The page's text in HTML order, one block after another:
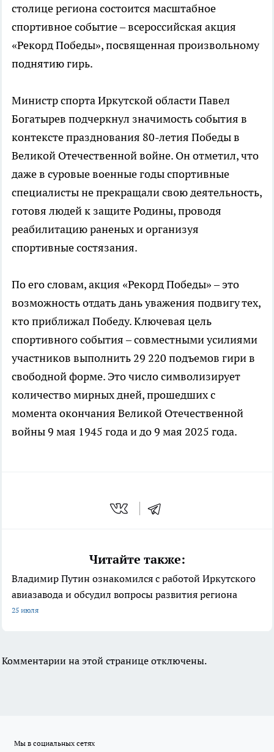
столице региона состоится масштабное
спортивное событие – всероссийская акция
«Рекорд Победы», посвященная произвольному
поднятию гирь.
Министр спорта Иркутской области Павел
Богатырев подчеркнул значимость события в
контексте празднования 80-летия Победы в
Великой Отечественной войне. Он отметил, что
даже в суровые военные годы спортивные
специалисты не прекращали свою деятельность,
готовя людей к защите Родины, проводя
реабилитацию раненых и организуя
спортивные состязания.
По его словам, акция «Рекорд Победы» – это
возможность отдать дань уважения подвигу тех,
кто приближал Победу. Ключевая цель
спортивного события – совместными усилиями
участников выполнить 29 220 подъемов гири в
свободной форме. Это число символизирует
количество мирных дней, прошедших с
момента окончания Великой Отечественной
войны 9 мая 1945 года и до 9 мая 2025 года.
Читайте также:
Владимир Путин ознакомился с работой Иркутского
авиазавода и обсудил вопросы развития региона
25 июля
Комментарии на этой странице отключены.
Мы в социальных сетях